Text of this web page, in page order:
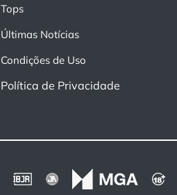
Tops
Últimas Notícias
Condições de Uso
Política de Privacidade